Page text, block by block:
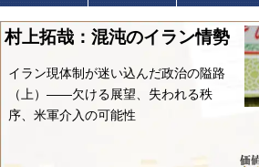
村上拓哉：混沌のイラン情勢
イラン現体制が迷い込んだ政治の隘路
（上）――欠ける展望、失われる秩
序、米軍介入の可能性